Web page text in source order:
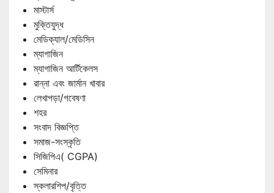
মাস্টার্স
মুক্তিযুদ্ধ
মেডিক্যাল/মেডিসিন
ম্যাগাজিন
ম্যাগাজিন আর্টিকেলস
রান্না এবং জার্মান খাবার
লেখাপড়া/গবেষণা
শহর
সংবাদ বিজ্ঞপ্তি
সমাজ-সংস্কৃতি
সিজিপিএ( CGPA)
সেমিনার
স্কলারশিপ/বৃত্তি